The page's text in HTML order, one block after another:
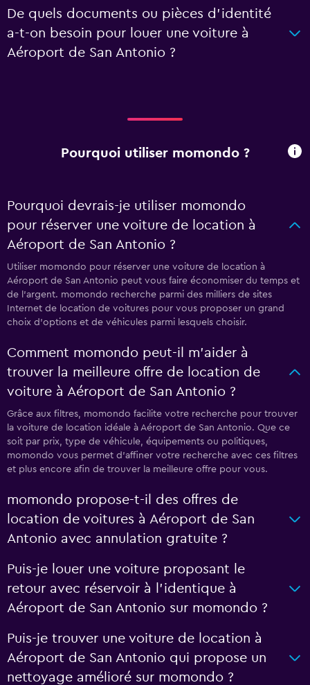
De quels documents ou pièces d'identité
a-t-on besoin pour louer une voiture à
Aéroport de San Antonio ?
Pourquoi utiliser momondo ?
Pourquoi devrais-je utiliser momondo
pour réserver une voiture de location à
Aéroport de San Antonio ?
Utiliser momondo pour réserver une voiture de location à
Aéroport de San Antonio peut vous faire économiser du temps et
de l'argent. momondo recherche parmi des milliers de sites
Internet de location de voitures pour vous proposer un grand
choix d'options et de véhicules parmi lesquels choisir.
Comment momondo peut-il m’aider à
trouver la meilleure offre de location de
voiture à Aéroport de San Antonio ?
Grâce aux filtres, momondo facilite votre recherche pour trouver
la voiture de location idéale à Aéroport de San Antonio. Que ce
soit par prix, type de véhicule, équipements ou politiques,
momondo vous permet d'affiner votre recherche avec ces filtres
et plus encore afin de trouver la meilleure offre pour vous.
momondo propose-t-il des offres de
location de voitures à Aéroport de San
Antonio avec annulation gratuite ?
Puis-je louer une voiture proposant le
retour avec réservoir à l’identique à
Aéroport de San Antonio sur momondo ?
Puis-je trouver une voiture de location à
Aéroport de San Antonio qui propose un
nettoyage amélioré sur momondo ?